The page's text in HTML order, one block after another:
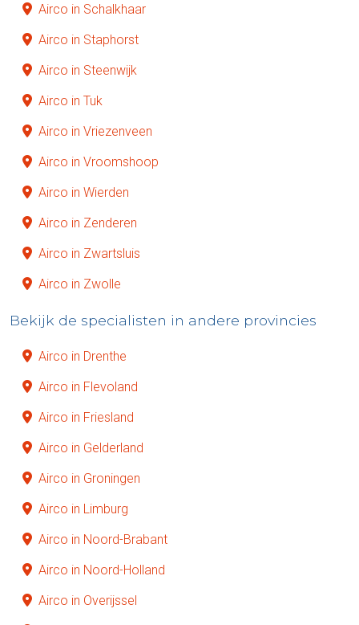
Airco in Schalkhaar
Airco in Staphorst
Airco in Steenwijk
Airco in Tuk
Airco in Vriezenveen
Airco in Vroomshoop
Airco in Wierden
Airco in Zenderen
Airco in Zwartsluis
Airco in Zwolle
Bekijk de specialisten in andere provincies
Airco in Drenthe
Airco in Flevoland
Airco in Friesland
Airco in Gelderland
Airco in Groningen
Airco in Limburg
Airco in Noord-Brabant
Airco in Noord-Holland
Airco in Overijssel